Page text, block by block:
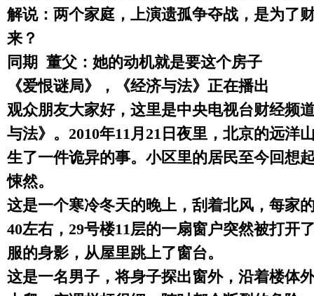
解说：两个家庭，上演遗孤争夺战，是为了
来？
同期 董父：她的动机就是要这个房子
《爱恨谜局》，《经济与法》正在播出
观众朋友大家好，这里是中央电视台财经频
与法》。 2010年11月 21 日 夜里，北京的远洋
生了一件诡异的事。小区里的居民至今回想
悚然。
这是一个寒冷冬天的晚上，刮着北风，每家
40左右， 29号楼11层的一扇窗户突然被打开
服的身影，从屋里跳上了窗台。
这是一名男子，将身子探出窗外，沿着楼体